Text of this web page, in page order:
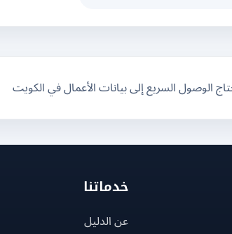
الوصول السريع إلى بيانات الأعمال في الكويت
خدماتنا
عن الدليل